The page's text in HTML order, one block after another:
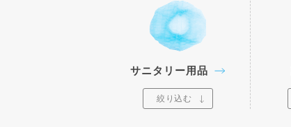
サニタリー用品
絞り込む